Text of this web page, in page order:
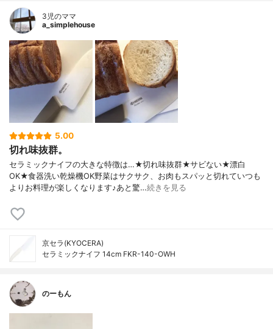
3児のママ
a_simplehouse
5.00
切れ味抜群。
セラミックナイフの大きな特徴は…★切れ味抜群★サビない★漂白
OK★食器洗い乾燥機OK野菜はサクサク、お肉もスパッと切れていつも
よりお料理が楽しくなります♪あと驚…続きを見る
京セラ(KYOCERA)
セラミックナイフ 14cm FKR-140-OWH
のーもん